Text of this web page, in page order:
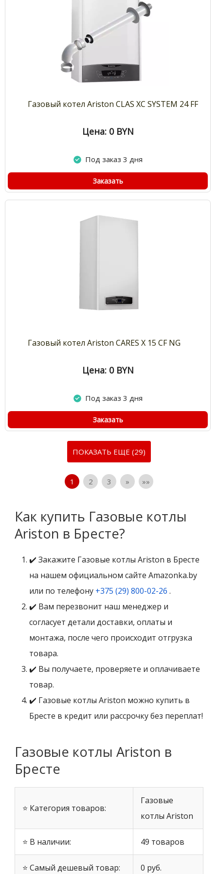
Газовый котел Ariston CLAS XC SYSTEM 24 FF
Цена: 0 BYN
Под заказ 3 дня
Заказать
Газовый котел Ariston CARES X 15 CF NG
Цена: 0 BYN
Под заказ 3 дня
Заказать
ПОКАЗАТЬ ЕЩЕ (29)
1 2 3 » »»
Как купить Газовые котлы
Ariston в Бресте?
✔️ Закажите Газовые котлы Ariston в Бресте
на нашем официальном сайте Amazonka.by
или по телефону +375 (29) 800-02-26 .
✔️ Вам перезвонит наш менеджер и
согласует детали доставки, оплаты и
монтажа, после чего происходит отгрузка
товара.
✔️ Вы получаете, проверяете и оплачиваете
товар.
✔️ Газовые котлы Ariston можно купить в
Бресте в кредит или рассрочку без переплат!
Газовые котлы Ariston в
Бресте
⭐ Категория товаров:
Газовые
котлы Ariston
⭐ В наличии: 49 товаров
⭐ Самый дешевый товар: 0 руб.